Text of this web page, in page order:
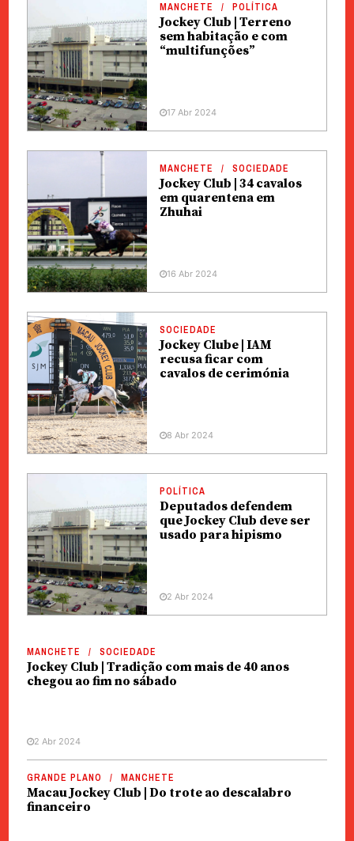
MANCHETE POLÍTICA
Jockey Club | Terreno
sem habitação e com
“multifunções”
17 Abr 2024
MANCHETE SOCIEDADE
Jockey Club | 34 cavalos
em quarentena em
Zhuhai
16 Abr 2024
SOCIEDADE
Jockey Clube | IAM
recusa ficar com
cavalos de cerimónia
8 Abr 2024
POLÍTICA
Deputados defendem
que Jockey Club deve ser
usado para hipismo
2 Abr 2024
MANCHETE SOCIEDADE
Jockey Club | Tradição com mais de 40 anos
chegou ao fim no sábado
2 Abr 2024
GRANDE PLANO MANCHETE
Macau Jockey Club | Do trote ao descalabro
financeiro